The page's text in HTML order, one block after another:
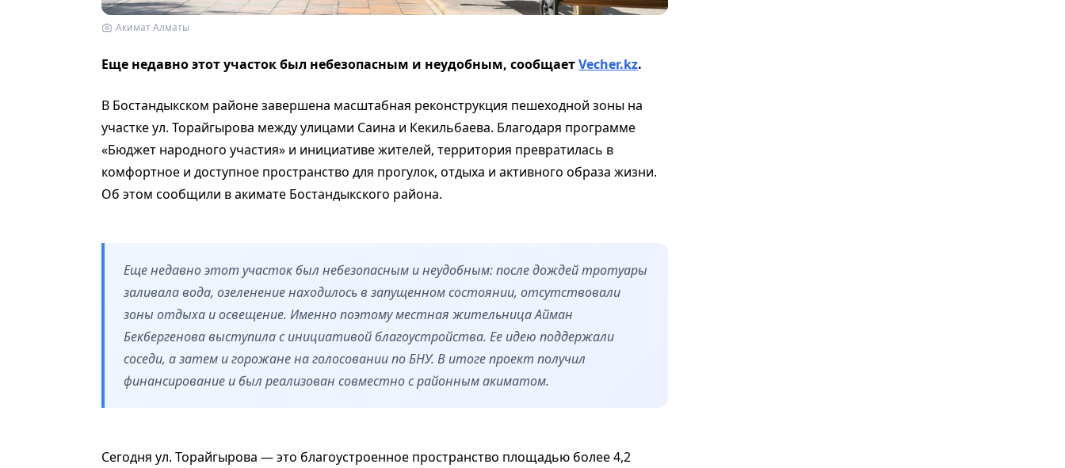
Акимат Алматы
Еще недавно этот участок был небезопасным и неудобным, сообщаетVecher.kz.
В Бостандыкском районе завершена масштабная реконструкция пешеходной зоны на
участке ул. Торайгырова между улицами Саина и Кекильбаева. Благодаря программе
«Бюджет народного участия» и инициативе жителей, территория превратилась в
комфортное и доступное пространство для прогулок, отдыха и активного образа жизни.
Об этом сообщили в акимате Бостандыкского района.
Еще недавно этот участок был небезопасным и неудобным: после дождей тротуары
заливала вода, озеленение находилось в запущенном состоянии, отсутствовали
зоны отдыха и освещение. Именно поэтому местная жительница Айман
Бекбергенова выступила с инициативой благоустройства. Ее идею поддержали
соседи, а затем и горожане на голосовании по БНУ. В итоге проект получил
финансирование и был реализован совместно с районным акиматом.
Сегодня ул. Торайгырова — это благоустроенное пространство площадью более 4,2